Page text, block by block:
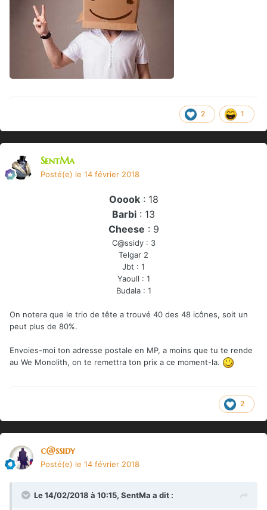
2 1
SentMa
Posté(e) le 14 février 2018
Ooook: 18
Barbi : 13
Cheese : 9
C@ssidy : 3
Telgar 2
Jbt : 1
Yaoull : 1
Budala : 1
On notera que le trio de tête a trouvé 40 des 48 icônes, soit un
peut plus de 80%.
Envoies-moi ton adresse postale en MP, a moins que tu te rende
au We Monolith, on te remettra ton prix a ce moment-la.
2
c@ssidy
Posté(e) le 14 février 2018
Le 14/02/2018 à 10:15, SentMa a dit :